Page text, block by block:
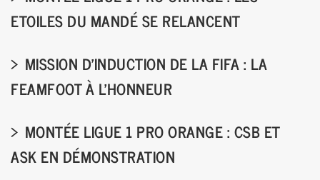
ETOILES DU MANDÉ SE RELANCENT
MISSION D’INDUCTION DE LA FIFA : LA
FEAMFOOT À L’HONNEUR
MONTÉE LIGUE 1 PRO ORANGE : CSB ET
ASK EN DÉMONSTRATION